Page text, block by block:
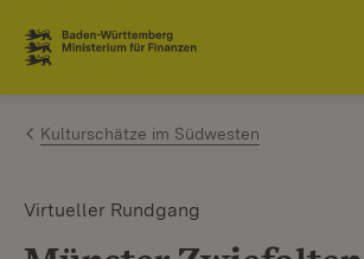
Zum Inhalt springen
Link zur Startseite
Kulturschätze im Südwesten
Virtueller Rundgang